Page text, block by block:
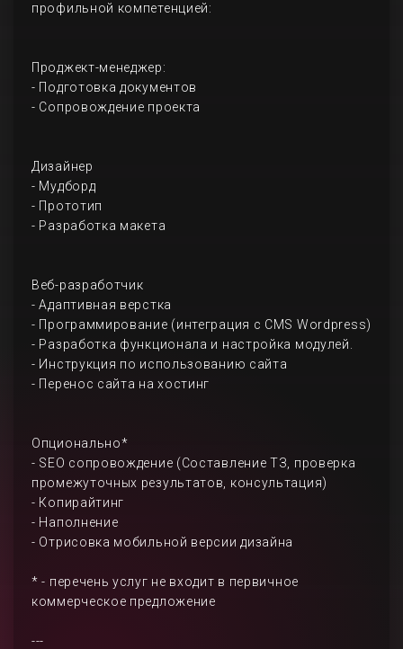
профильной компетенцией:
Проджект-менеджер:
- Подготовка документов
- Сопровождение проекта
Дизайнер
- Мудборд
- Прототип
- Разработка макета
Веб-разработчик
- Адаптивная верстка
- Программирование (интеграция с CMS Wordpress)
- Разработка функционала и настройка модулей.
- Инструкция по использованию сайта
- Перенос сайта на хостинг
Опционально*
- SEO сопровождение (Составление ТЗ, проверка
промежуточных результатов, консультация)
- Копирайтинг
- Наполнение
- Отрисовка мобильной версии дизайна
* - перечень услуг не входит в первичное
коммерческое предложение
---